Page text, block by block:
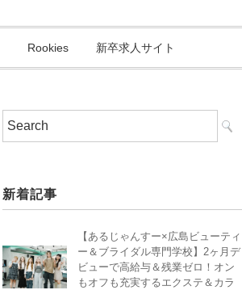
Rookies 新卒求人サイト
新着記事
【あるじゃんすー×広島ビューティ
ー＆ブライダル専門学校】2ヶ月デ
ビューで高給与＆残業ゼロ！オン
もオフも充実するエクステ＆カラ